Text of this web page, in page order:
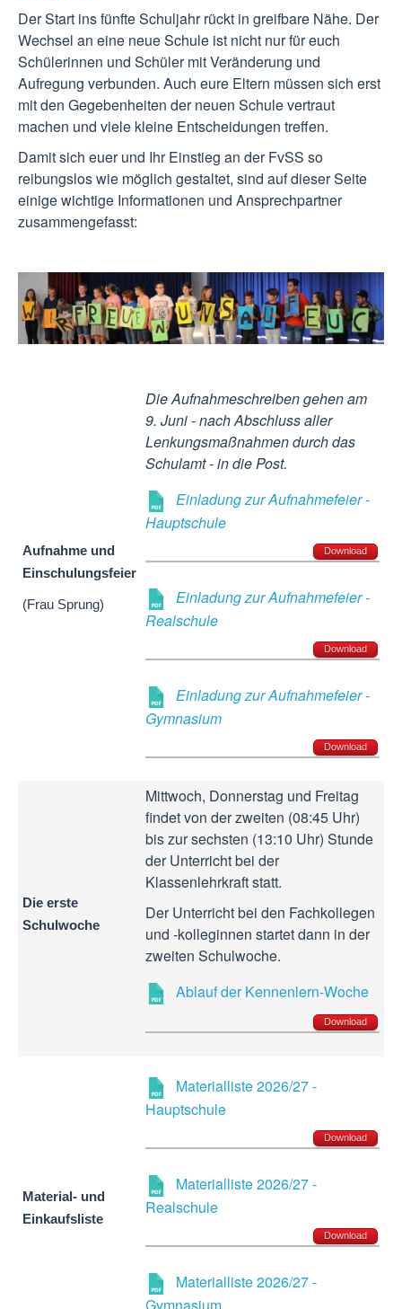
Der Start ins fünfte Schuljahr rückt in greifbare Nähe. Der
Wechsel an eine neue Schule ist nicht nur für euch
Schülerinnen und Schüler mit Veränderung und
Aufregung verbunden. Auch eure Eltern müssen sich erst
mit den Gegebenheiten der neuen Schule vertraut
machen und viele kleine Entscheidungen treffen.
Damit sich euer und Ihr Einstieg an der FvSS so
reibungslos wie möglich gestaltet, sind auf dieser Seite
einige wichtige Informationen und Ansprechpartner
zusammengefasst:
Aufnahme und
Einschulungsfeier
(Frau Sprung)
Die Aufnahmeschreiben gehen am
9. Juni - nach Abschluss aller
Lenkungsmaßnahmen durch das
Schulamt - in die Post.
Einladung zur Aufnahmefeier -
Hauptschule
Download
Einladung zur Aufnahmefeier -
Realschule
Download
Einladung zur Aufnahmefeier -
Gymnasium
Download
Die erste
Schulwoche
Mittwoch, Donnerstag und Freitag
findet von der zweiten (08:45 Uhr)
bis zur sechsten (13:10 Uhr) Stunde
der Unterricht bei der
Klassenlehrkraft statt.
Der Unterricht bei den Fachkollegen
und -kolleginnen startet dann in der
zweiten Schulwoche.
Ablauf der Kennenlern-Woche
Download
Material- und
Einkaufsliste
Materialliste 2026/27 -
Hauptschule
Download
Materialliste 2026/27 -
Realschule
Download
Materialliste 2026/27 -